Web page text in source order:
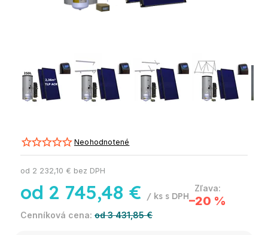
Neohodnotené
od 3 431,85 €
–20 %
od 2 745,48 € / ks
od 2 232,10 € bez DPH